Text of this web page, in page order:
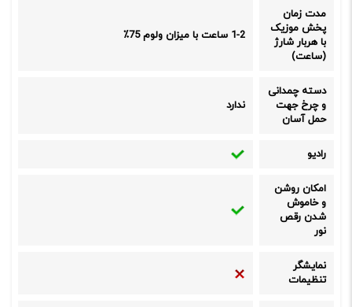
مدت زمان
پخش موزیک
با هربار شارژ
(ساعت)
1-2 ساعت با میزان ولوم 75٪
دسته چمدانی
و چرخ جهت
حمل آسان
ندارد
رادیو
امکان روشن
و خاموش
شدن رقص
نور
نمایشگر
تنظیمات